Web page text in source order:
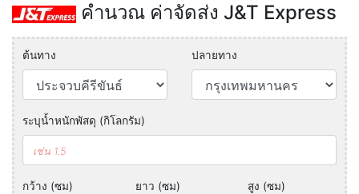
คำนวณ ค่าจัดส่ง J&T Express
ต้นทาง ปลายทาง
ระบุน้ำหนักพัสดุ (กิโลกรัม)
กว้าง (ซม) ยาว (ซม) สูง (ซม)